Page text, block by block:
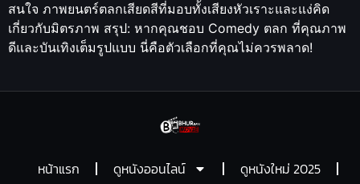
สนใจ ภาพยนตร์ตลกเสียดสีที่มอบทั้งเสียงหัวเราะและแง่คิด
เกี่ยวกับมิตรภาพ สรุป: หากคุณชอบ Comedy ตลก ที่คุณภาพ
ดีและบันเทิงเต็มรูปแบบ นี่คือตัวเลือกที่คุณไม่ควรพลาด!
หน้าแรก ดูหนังออนไลน์
ดูหนังใหม่ 2025